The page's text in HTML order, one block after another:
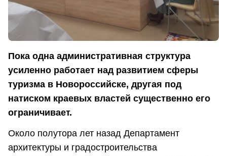
Пока одна административная структура
усиленно работает над развитием сферы
туризма в Новороссийске, другая под
натиском краевых властей существенно его
ограничивает.
Около полутора лет назад Департамент
архитектуры и градостроительства